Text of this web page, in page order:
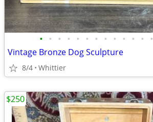
• • • • • • • • • • • • •
Vintage Bronze Dog Sculpture
8/4 Whittier
$250